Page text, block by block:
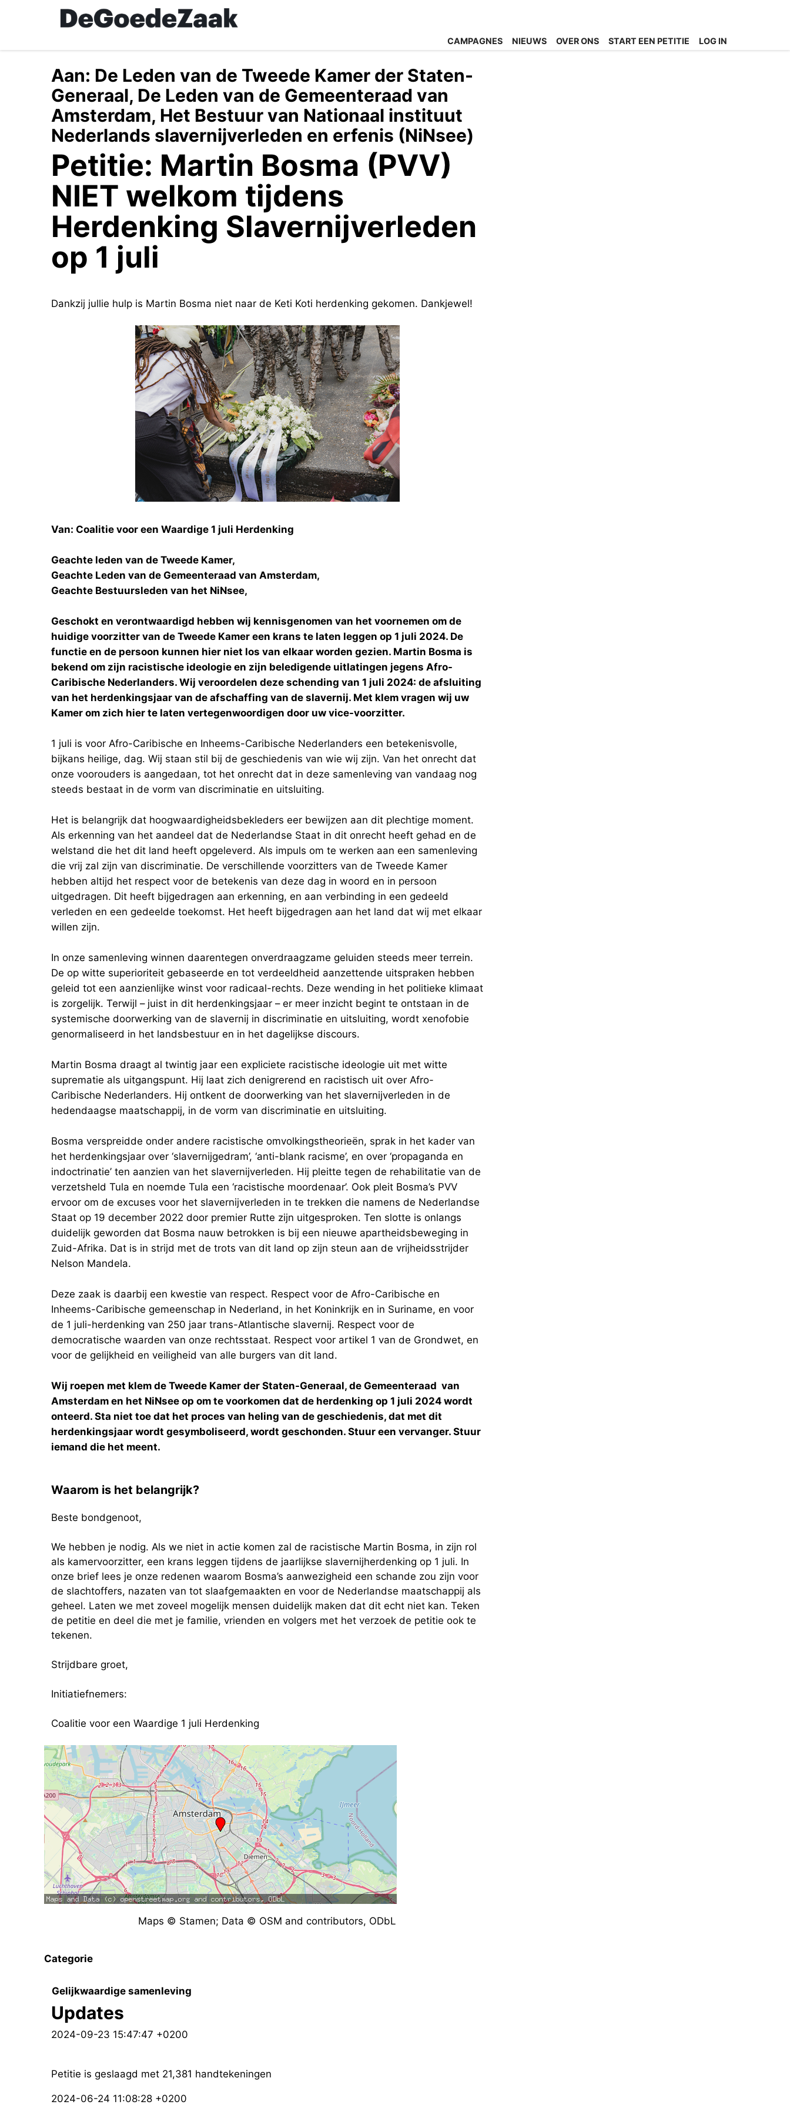
content
CAMPAGNES NIEUWS OVER ONS START EEN PETITIE LOG IN
Aan: De Leden van de Tweede Kamer der Staten-
Generaal, De Leden van de Gemeenteraad van
Amsterdam, Het Bestuur van Nationaal instituut
Nederlands slavernijverleden en erfenis (NiNsee)
Petitie: Martin Bosma (PVV)
NIET welkom tijdens
Herdenking Slavernijverleden
op 1 juli
Dankzij jullie hulp is Martin Bosma niet naar de Keti Koti herdenking gekomen. Dankjewel!
Van: Coalitie voor een Waardige 1 juli Herdenking
Geachte leden van de Tweede Kamer,
Geachte Leden van de Gemeenteraad van Amsterdam,
Geachte Bestuursleden van het NiNsee,
Geschokt en verontwaardigd hebben wij kennisgenomen van het voornemen om de
huidige voorzitter van de Tweede Kamer een krans te laten leggen op 1 juli 2024. De
functie en de persoon kunnen hier niet los van elkaar worden gezien. Martin Bosma is
bekend om zijn racistische ideologie en zijn beledigende uitlatingen jegens Afro-
Caribische Nederlanders. Wij veroordelen deze schending van 1 juli 2024: de afsluiting
van het herdenkingsjaar van de afschaffing van de slavernij. Met klem vragen wij uw
Kamer om zich hier te laten vertegenwoordigen door uw vice-voorzitter.
1 juli is voor Afro-Caribische en Inheems-Caribische Nederlanders een betekenisvolle,
bijkans heilige, dag. Wij staan stil bij de geschiedenis van wie wij zijn. Van het onrecht dat
onze voorouders is aangedaan, tot het onrecht dat in deze samenleving van vandaag nog
steeds bestaat in de vorm van discriminatie en uitsluiting.
Het is belangrijk dat hoogwaardigheidsbekleders eer bewijzen aan dit plechtige moment.
Als erkenning van het aandeel dat de Nederlandse Staat in dit onrecht heeft gehad en de
welstand die het dit land heeft opgeleverd. Als impuls om te werken aan een samenleving
die vrij zal zijn van discriminatie. De verschillende voorzitters van de Tweede Kamer
hebben altijd het respect voor de betekenis van deze dag in woord en in persoon
uitgedragen. Dit heeft bijgedragen aan erkenning, en aan verbinding in een gedeeld
verleden en een gedeelde toekomst. Het heeft bijgedragen aan het land dat wij met elkaar
willen zijn.
In onze samenleving winnen daarentegen onverdraagzame geluiden steeds meer terrein.
De op witte superioriteit gebaseerde en tot verdeeldheid aanzettende uitspraken hebben
geleid tot een aanzienlijke winst voor radicaal-rechts. Deze wending in het politieke klimaat
is zorgelijk. Terwijl – juist in dit herdenkingsjaar – er meer inzicht begint te ontstaan in de
systemische doorwerking van de slavernij in discriminatie en uitsluiting, wordt xenofobie
genormaliseerd in het landsbestuur en in het dagelijkse discours.
Martin Bosma draagt al twintig jaar een expliciete racistische ideologie uit met witte
suprematie als uitgangspunt. Hij laat zich denigrerend en racistisch uit over Afro-
Caribische Nederlanders. Hij ontkent de doorwerking van het slavernijverleden in de
hedendaagse maatschappij, in de vorm van discriminatie en uitsluiting.
Bosma verspreidde onder andere racistische omvolkingstheorieën, sprak in het kader van
het herdenkingsjaar over ‘slavernijgedram’, ‘anti-blank racisme’, en over ‘propaganda en
indoctrinatie’ ten aanzien van het slavernijverleden. Hij pleitte tegen de rehabilitatie van de
verzetsheld Tula en noemde Tula een ‘racistische moordenaar’. Ook pleit Bosma’s PVV
ervoor om de excuses voor het slavernijverleden in te trekken die namens de Nederlandse
Staat op 19 december 2022 door premier Rutte zijn uitgesproken. Ten slotte is onlangs
duidelijk geworden dat Bosma nauw betrokken is bij een nieuwe apartheidsbeweging in
Zuid-Afrika. Dat is in strijd met de trots van dit land op zijn steun aan de vrijheidsstrijder
Nelson Mandela.
Deze zaak is daarbij een kwestie van respect. Respect voor de Afro-Caribische en
Inheems-Caribische gemeenschap in Nederland, in het Koninkrijk en in Suriname, en voor
de 1 juli-herdenking van 250 jaar trans-Atlantische slavernij. Respect voor de
democratische waarden van onze rechtsstaat. Respect voor artikel 1 van de Grondwet, en
voor de gelijkheid en veiligheid van alle burgers van dit land.
Wij roepen met klem de Tweede Kamer der Staten-Generaal, de Gemeenteraad van
Amsterdam en het NiNsee op om te voorkomen dat de herdenking op 1 juli 2024 wordt
onteerd. Sta niet toe dat het proces van heling van de geschiedenis, dat met dit
herdenkingsjaar wordt gesymboliseerd, wordt geschonden. Stuur een vervanger. Stuur
iemand die het meent.
Waarom is het belangrijk?
Beste bondgenoot,
We hebben je nodig. Als we niet in actie komen zal de racistische Martin Bosma, in zijn rol
als kamervoorzitter, een krans leggen tijdens de jaarlijkse slavernijherdenking op 1 juli. In
onze brief lees je onze redenen waarom Bosma’s aanwezigheid een schande zou zijn voor
de slachtoffers, nazaten van tot slaafgemaakten en voor de Nederlandse maatschappij als
geheel. Laten we met zoveel mogelijk mensen duidelijk maken dat dit echt niet kan. Teken
de petitie en deel die met je familie, vrienden en volgers met het verzoek de petitie ook te
tekenen.
Strijdbare groet,
Initiatiefnemers:
Coalitie voor een Waardige 1 juli Herdenking
Maps © Stamen; Data © OSM and contributors, ODbL
Categorie
Gelijkwaardige samenleving
Updates
2024-09-23 15:47:47 +0200
Petitie is geslaagd met 21,381 handtekeningen
2024-06-24 11:08:28 +0200